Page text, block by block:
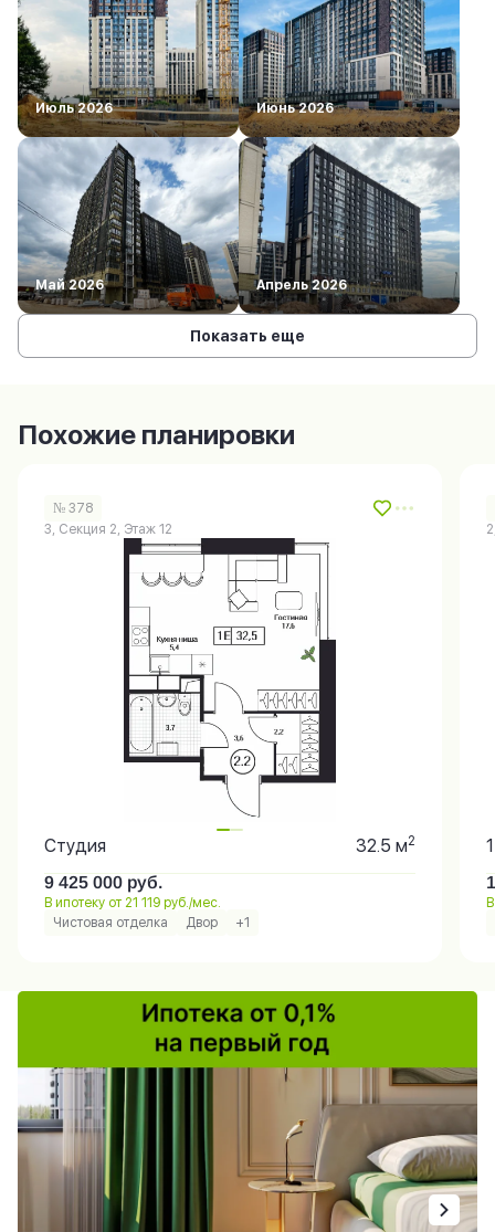
Июль 2026 Июнь 2026
Май 2026 Апрель 2026
Показать еще
Похожие планировки
№ 378
3, Секция 2, Этаж 12
Студия 32.5 м2
9 425 000 руб.
В ипотеку от 21 119 руб./мес.
Чистовая отделка
Двор +1